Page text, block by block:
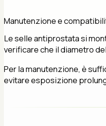
Manutenzione e
Le selle antiprostata si
verificare che il diametro
Per la manutenzione, è
evitare esposizione